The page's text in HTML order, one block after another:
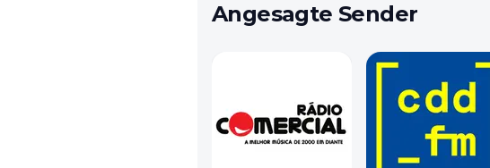
Angesagte Sender